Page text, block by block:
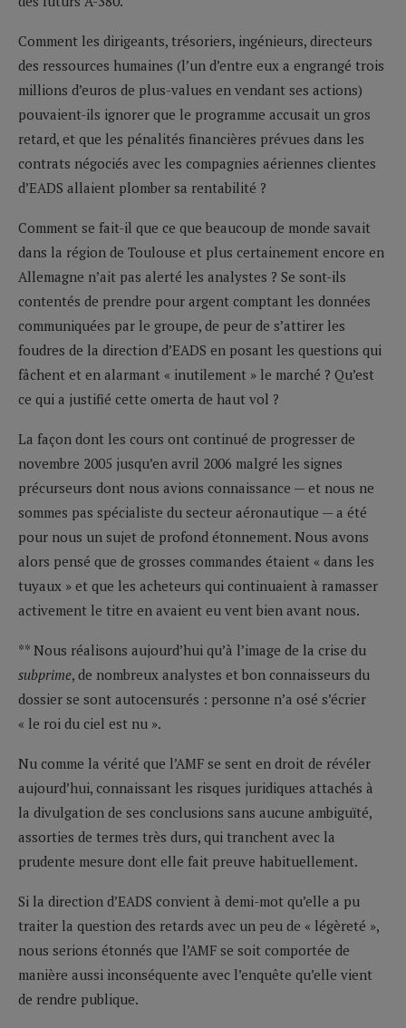
Comment les dirigeants, trésoriers, ingénieurs, directeurs
des ressources humaines (l’un d’entre eux a engrangé trois
millions d’euros de plus-values en vendant ses actions)
pouvaient-ils ignorer que le programme accusait un gros
retard, et que les pénalités financières prévues dans les
contrats négociés avec les compagnies aériennes clientes
d’EADS allaient plomber sa rentabilité ?
Comment se fait-il que ce que beaucoup de monde savait
dans la région de Toulouse et plus certainement encore en
Allemagne n’ait pas alerté les analystes ? Se sont-ils
contentés de prendre pour argent comptant les données
communiquées par le groupe, de peur de s’attirer les
foudres de la direction d’EADS en posant les questions qui
fâchent et en alarmant « inutilement » le marché ? Qu’est
ce qui a justifié cette omerta de haut vol ?
La façon dont les cours ont continué de progresser de
novembre 2005 jusqu’en avril 2006 malgré les signes
précurseurs dont nous avions connaissance — et nous ne
sommes pas spécialiste du secteur aéronautique — a été
pour nous un sujet de profond étonnement. Nous avons
alors pensé que de grosses commandes étaient « dans les
tuyaux » et que les acheteurs qui continuaient à ramasser
activement le titre en avaient eu vent bien avant nous.
** Nous réalisons aujourd’hui qu’à l’image de la crise du
subprime, de nombreux analystes et bon connaisseurs du
dossier se sont autocensurés : personne n’a osé s’écrier
« le roi du ciel est nu ».
Nu comme la vérité que l’AMF se sent en droit de révéler
aujourd’hui, connaissant les risques juridiques attachés à
la divulgation de ses conclusions sans aucune ambiguïté,
assorties de termes très durs, qui tranchent avec la
prudente mesure dont elle fait preuve habituellement.
Si la direction d’EADS convient à demi-mot qu’elle a pu
traiter la question des retards avec un peu de « légèreté »,
nous serions étonnés que l’AMF se soit comportée de
manière aussi inconséquente avec l’enquête qu’elle vient
de rendre publique.